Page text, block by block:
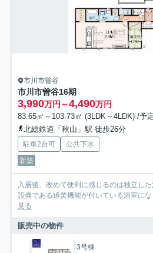
市川市曽谷
市川市曽谷16期
3,990万円～4,490万円
83.65㎡～103.73㎡ (3LDK～4LDK) /予
北総鉄道「秋山」駅 徒歩26分
駐車2台可
公共下水
新築
入居後、改めて便利に感じるのは独立し
設備である追焚機能が付いている浴室に
見る
販売中の物件
3号棟